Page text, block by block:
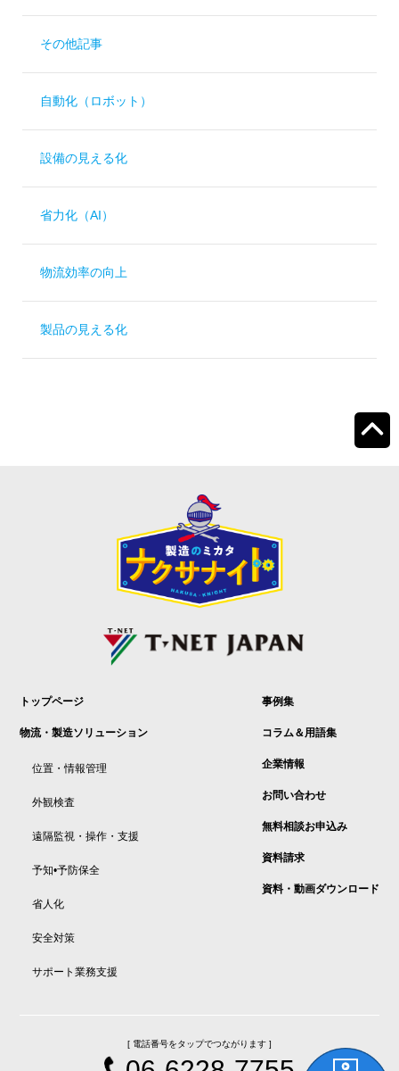
その他記事
自動化（ロボット）
設備の見える化
省力化（AI）
物流効率の向上
製品の見える化
トップページ
物流・製造ソリューション
位置・情報管理
外観検査
遠隔監視・操作・支援
予知•予防保全
省人化
安全対策
サポート業務支援
事例集
コラム＆用語集
企業情報
お問い合わせ
無料相談お申込み
資料請求
資料・動画ダウンロード
[ 電話番号をタップでつながります ]